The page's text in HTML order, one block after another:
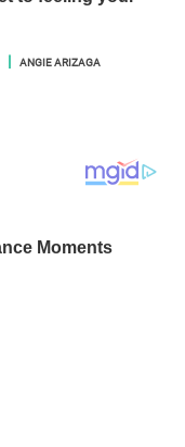
ANGIE ARIZAGA